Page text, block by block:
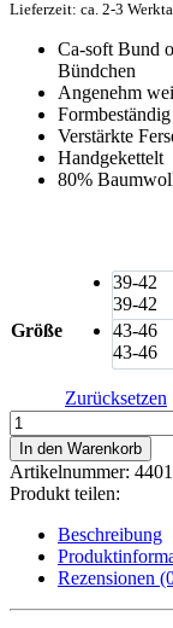
Lieferzeit: ca. 2-3
Ca-soft Bund
Bündchen
Angenehm
Formbeständig
Verstärkte
Handgekettelt
80%
Größe
39-42
39-42
43-46
43-46
Zurücksetzen
Camano
Argyle
North
Atlantic
Socken
Menge
In den Warenkorb
Artikelnummer:
Produkt teilen:
Beschreibung
Rezensionen